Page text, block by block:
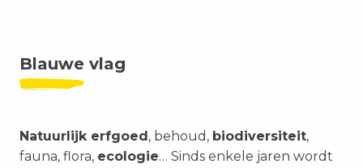
Blauwe vlag
Natuurlijk erfgoed, behoud, biodiversiteit,
fauna, flora, ecologie… Sinds enkele jaren wordt